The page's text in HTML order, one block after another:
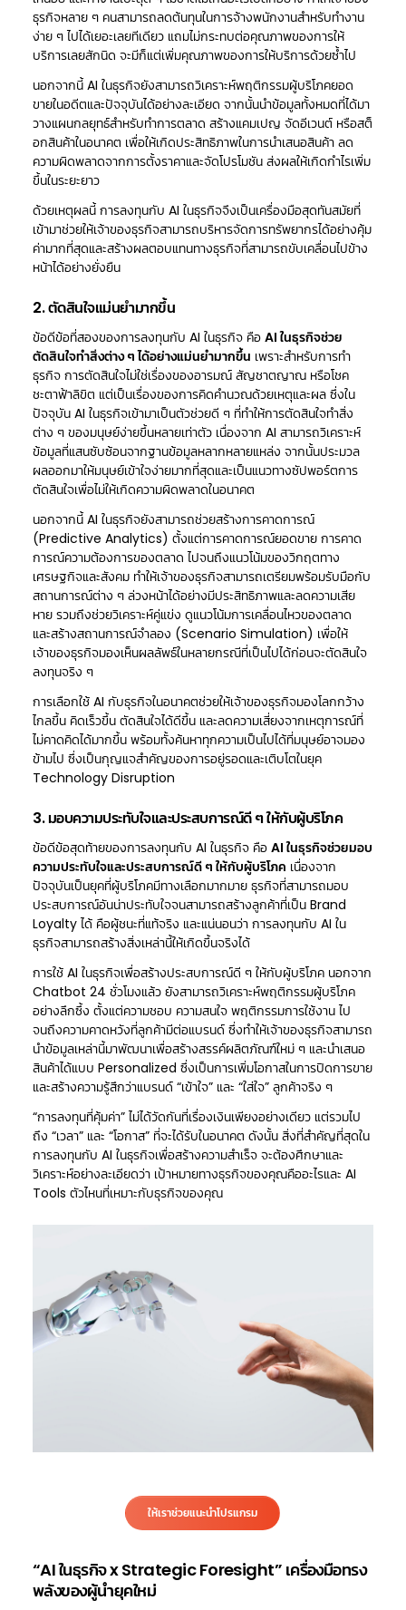
ธุรกิจหลาย ๆ คนสามารถลดต้นทุนในการจ้างพนักงานสำหรับทำงาน
ง่าย ๆ ไปได้เยอะเลยทีเดียว แถมไม่กระทบต่อคุณภาพของการให้
บริการเลยสักนิด จะมีก็แต่เพิ่มคุณภาพของการให้บริการด้วยซ้ำไป
นอกจากนี้ AI ในธุรกิจยังสามารถวิเคราะห์พฤติกรรมผู้บริโภคยอด
ขายในอดีตและปัจจุบันได้อย่างละเอียด จากนั้นนำข้อมูลทั้งหมดที่ได้มา
วางแผนกลยุทธ์สำหรับทำการตลาด สร้างแคมเปญ จัดอีเวนต์ หรือสต็
อกสินค้าในอนาคต เพื่อให้เกิดประสิทธิภาพในการนำเสนอสินค้า ลด
ความผิดพลาดจากการตั้งราคาและจัดโปรโมชัน ส่งผลให้เกิดกำไรเพิ่ม
ขึ้นในระยะยาว
ด้วยเหตุผลนี้ การลงทุนกับ AI ในธุรกิจจึงเป็นเครื่องมือสุดทันสมัยที่
เข้ามาช่วยให้เจ้าของธุรกิจสามารถบริหารจัดการทรัพยากรได้อย่างคุ้ม
ค่ามากที่สุดและสร้างผลตอบแทนทางธุรกิจที่สามารถขับเคลื่อนไปข้าง
หน้าได้อย่างยั่งยืน
2. ตัดสินใจแม่นยำมากขึ้น
ข้อดีข้อที่สองของการลงทุนกับ AI ในธุรกิจ คือ AI ในธุรกิจช่วย
ตัดสินใจทำสิ่งต่าง ๆ ได้อย่างแม่นยำมากขึ้น เพราะสำหรับการทำ
ธุรกิจ การตัดสินใจไม่ใช่เรื่องของอารมณ์ สัญชาตญาณ หรือโชค
ชะตาฟ้าลิขิต แต่เป็นเรื่องของการคิดคำนวณด้วยเหตุและผล ซึ่งใน
ปัจจุบัน AI ในธุรกิจเข้ามาเป็นตัวช่วยดี ๆ ที่ทำให้การตัดสินใจทำสิ่ง
ต่าง ๆ ของมนุษย์ง่ายขึ้นหลายเท่าตัว เนื่องจาก AI สามารถวิเคราะห์
ข้อมูลที่แสนซับซ้อนจากฐานข้อมูลหลากหลายแหล่ง จากนั้นประมวล
ผลออกมาให้มนุษย์เข้าใจง่ายมากที่สุดและเป็นแนวทางซัปพอร์ตการ
ตัดสินใจเพื่อไม่ให้เกิดความผิดพลาดในอนาคต
นอกจากนี้ AI ในธุรกิจยังสามารถช่วยสร้างการคาดการณ์
(Predictive Analytics) ตั้งแต่การคาดการณ์ยอดขาย การคาด
การณ์ความต้องการของตลาด ไปจนถึงแนวโน้มของวิกฤตทาง
เศรษฐกิจและสังคม ทำให้เจ้าของธุรกิจสามารถเตรียมพร้อมรับมือกับ
สถานการณ์ต่าง ๆ ล่วงหน้าได้อย่างมีประสิทธิภาพและลดความเสีย
หาย รวมถึงช่วยวิเคราะห์คู่แข่ง ดูแนวโน้มการเคลื่อนไหวของตลาด
และสร้างสถานการณ์จำลอง (Scenario Simulation) เพื่อให้
เจ้าของธุรกิจมองเห็นผลลัพธ์ในหลายกรณีที่เป็นไปได้ก่อนจะตัดสินใจ
ลงทุนจริง ๆ
การเลือกใช้ AI กับธุรกิจในอนาคตช่วยให้เจ้าของธุรกิจมองโลกกว้าง
ไกลขึ้น คิดเร็วขึ้น ตัดสินใจได้ดีขึ้น และลดความเสี่ยงจากเหตุการณ์ที่
ไม่คาดคิดได้มากขึ้น พร้อมทั้งค้นหาทุกความเป็นไปได้ที่มนุษย์อาจมอง
ข้ามไป ซึ่งเป็นกุญแจสำคัญของการอยู่รอดและเติบโตในยุค
Technology Disruption
3. มอบความประทับใจและประสบการณ์ดี ๆ ให้กับผู้บริโภค
ข้อดีข้อสุดท้ายของการลงทุนกับ AI ในธุรกิจ คือ AI ในธุรกิจช่วยมอบ
ความประทับใจและประสบการณ์ดี ๆ ให้กับผู้บริโภค เนื่องจาก
ปัจจุบันเป็นยุคที่ผู้บริโภคมีทางเลือกมากมาย ธุรกิจที่สามารถมอบ
ประสบการณ์อันน่าประทับใจจนสามารถสร้างลูกค้าที่เป็น Brand
Loyalty ได้ คือผู้ชนะที่แท้จริง และแน่นอนว่า การลงทุนกับ AI ใน
ธุรกิจสามารถสร้างสิ่งเหล่านี้ให้เกิดขึ้นจริงได้
การใช้ AI ในธุรกิจเพื่อสร้างประสบการณ์ดี ๆ ให้กับผู้บริโภค นอกจาก
Chatbot 24 ชั่วโมงแล้ว ยังสามารถวิเคราะห์พฤติกรรมผู้บริโภค
อย่างลึกซึ้ง ตั้งแต่ความชอบ ความสนใจ พฤติกรรมการใช้งาน ไป
จนถึงความคาดหวังที่ลูกค้ามีต่อแบรนด์ ซึ่งทำให้เจ้าของธุรกิจสามารถ
นำข้อมูลเหล่านี้มาพัฒนาเพื่อสร้างสรรค์ผลิตภัณฑ์ใหม่ ๆ และนำเสนอ
สินค้าได้แบบ Personalized ซึ่งเป็นการเพิ่มโอกาสในการปิดการขาย
และสร้างความรู้สึกว่าแบรนด์ “เข้าใจ” และ “ใส่ใจ” ลูกค้าจริง ๆ
“การลงทุนที่คุ้มค่า” ไม่ได้วัดกันที่เรื่องเงินเพียงอย่างเดียว แต่รวมไป
ถึง “เวลา” และ “โอกาส” ที่จะได้รับในอนาคต ดังนั้น สิ่งที่สำคัญที่สุดใน
การลงทุนกับ AI ในธุรกิจเพื่อสร้างความสำเร็จ จะต้องศึกษาและ
วิเคราะห์อย่างละเอียดว่า เป้าหมายทางธุรกิจของคุณคืออะไรและ AI
Tools ตัวไหนที่เหมาะกับธุรกิจของคุณ
ให้เราช่วยแนะนำโปรแกรม
“AI ในธุรกิจ x Strategic Foresight” เครื่องมือทรง
พลังของผู้นำยุคใหม่